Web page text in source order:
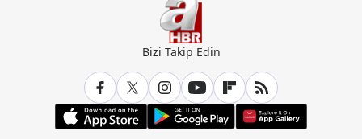
Bizi Takip Edin